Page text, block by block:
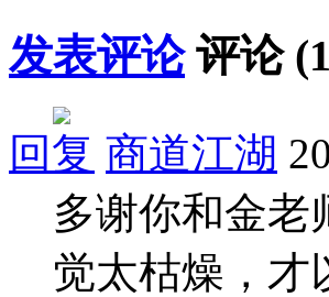
发表评论评论 (
回复 商道江湖
多谢你和金老
觉太枯燥，才